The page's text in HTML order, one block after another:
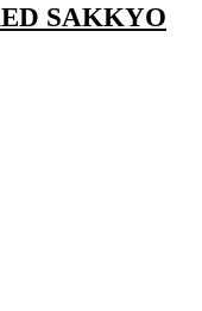
SAKKYO